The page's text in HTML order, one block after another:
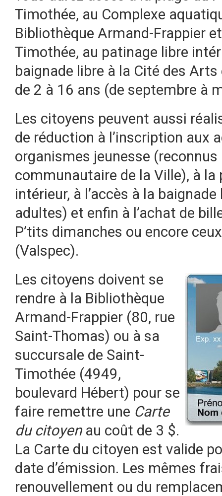
Timothée, au Complexe
Bibliothèque Armand-Frappier
Timothée, au patinage libre
baignade libre à la Cité des
de 2 à 16 ans (de septembre à
Les citoyens peuvent aussi
de réduction à l’inscription aux
organismes jeunesse
communautaire de la Ville), à
intérieur, à l’accès à la
adultes) et enfin à l’achat de
P’tits dimanches ou encore
(Valspec).
Les citoyens doivent se
rendre à la Bibliothèque
Armand-Frappier (80, rue
Saint-Thomas) ou à sa
succursale de Saint-
Timothée (4949,
boulevard Hébert) pour se
faire remettre une Carte
du citoyenau coût de 3 $.
La Carte du citoyen est valide
date d’émission. Les mêmes
renouvellement ou du